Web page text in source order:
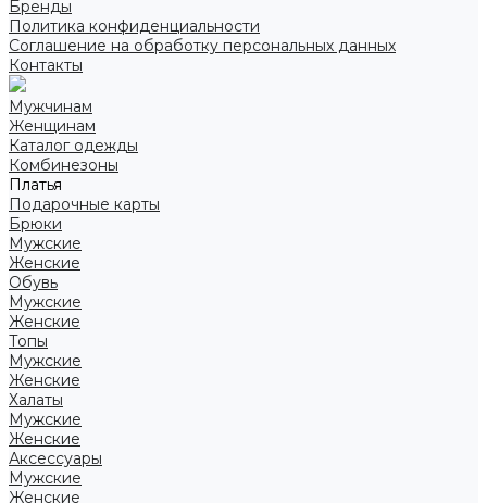
Бренды
Политика конфиденциальности
Соглашение на обработку персональных данных
Контакты
Мужчинам
Женщинам
Каталог одежды
Комбинезоны
Платья
Подарочные карты
Брюки
Мужские
Женские
Обувь
Мужские
Женские
Топы
Мужские
Женские
Халаты
Мужские
Женские
Аксессуары
Мужские
Женские